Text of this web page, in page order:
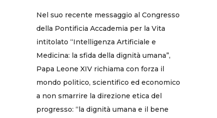
Nel suo recente messaggio al Congresso
della Pontificia Accademia per la Vita
intitolato “Intelligenza Artificiale e
Medicina: la sfida della dignità umana”,
Papa Leone XIV richiama con forza il
mondo politico, scientifico ed economico
a non smarrire la direzione etica del
progresso: “la dignità umana e il bene